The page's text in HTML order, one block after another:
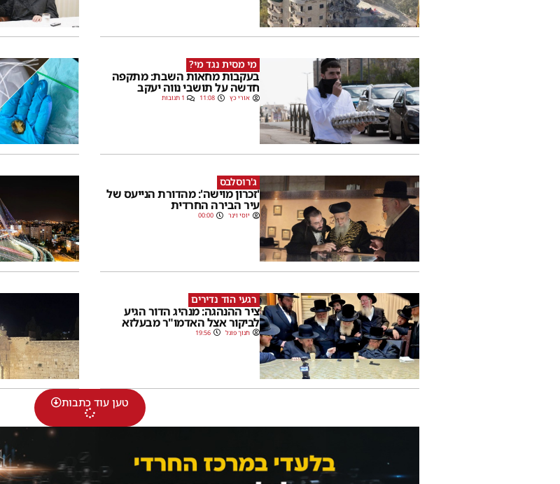
מי מסית נגד מי?
בעקבות מחאות השבת: מתקפה
חדשה על תושבי נווה יעקב
אורי כץ 11:08 1 תגובות
ג'רוסלבס
'זכרון מוישה': מהדורת הנייעס של
עיר הבירה החרדית
יוסי וינר 00:00
רגעי הוד נדירים
ציר ההנהגה: מנהיג הדור הגיע
לביקור אצל האדמו"ר מבעלזא
חנוך פוגל 19:56
טען עוד כתבות